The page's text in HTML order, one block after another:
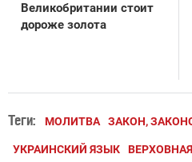
Великобритании стоит
дороже золота
Теги: МОЛИТВА ЗАКОН,
УКРАИНСКИЙ ЯЗЫК